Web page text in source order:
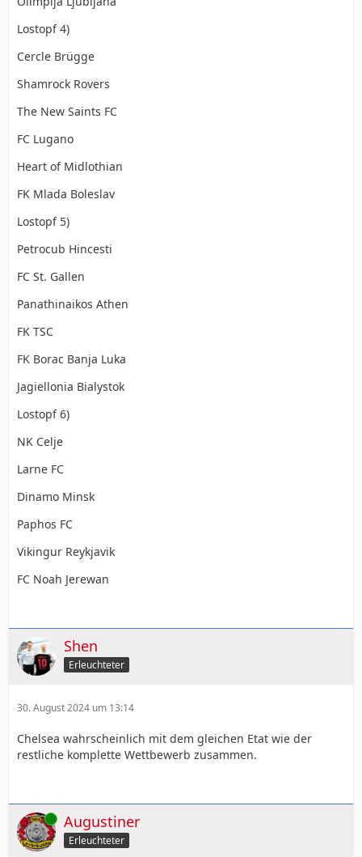
Lostopf 4)
Cercle Brügge
Shamrock Rovers
The New Saints FC
FC Lugano
Heart of Midlothian
FK Mlada Boleslav
Lostopf 5)
Petrocub Hincesti
FC St. Gallen
Panathinaikos Athen
FK TSC
FK Borac Banja Luka
Jagiellonia Bialystok
Lostopf 6)
NK Celje
Larne FC
Dinamo Minsk
Paphos FC
Vikingur Reykjavik
FC Noah Jerewan
Shen
Erleuchteter
30. August 2024 um 13:14
Chelsea wahrscheinlich mit dem gleichen Etat wie der
restliche komplette Wettbewerb zusammen.
Online Augustiner
Erleuchteter